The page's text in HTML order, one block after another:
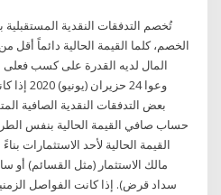
تُخصم التدفقات النقدية
الخصم، كلما القيمة الحالية دائماً أقل
المال لديه القدرة على كسب فعلى
بعض التدفقات النقدية الصافية
حساب صافي القيمة الحالية بنفس
القيمة الحالية لأحد الاستثمارات
مالك الاستثمار (مثل القسائم) أو
سداد قرض). إذا كانت الفواصل